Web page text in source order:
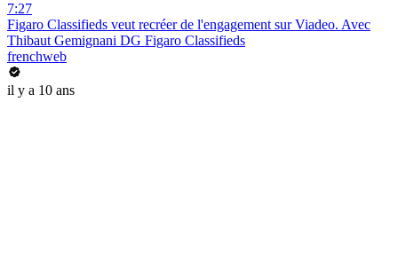
7:27
Figaro Classifieds veut recréer de l'engagement sur Viadeo. Avec
Thibaut Gemignani DG Figaro Classifieds
frenchweb
il y a 10 ans